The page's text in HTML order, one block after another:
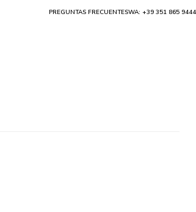
PREGUNTAS FRECUENTESWA: +39 351 865 9444